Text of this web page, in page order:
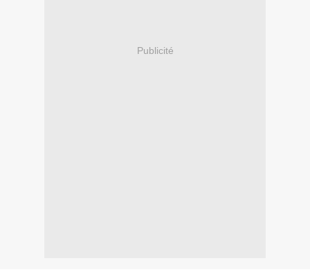
Publicité